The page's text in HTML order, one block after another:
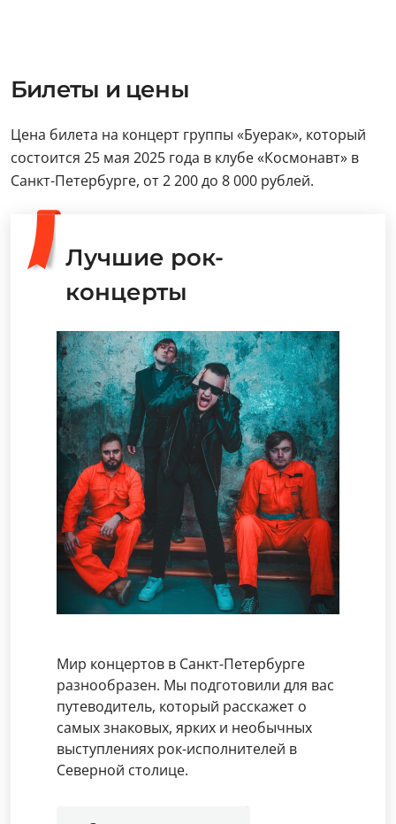
Билеты и цены
Цена билета на концерт группы «Буерак», который
состоится 25 мая 2025 года в клубе «Космонавт» в
Санкт-Петербурге, от 2 200 до 8 000 рублей.
Лучшие рок-
концерты
Мир концертов в Санкт-Петербурге
разнообразен. Мы подготовили для вас
путеводитель, который расскажет о
самых знаковых, ярких и необычных
выступлениях рок-исполнителей в
Северной столице.